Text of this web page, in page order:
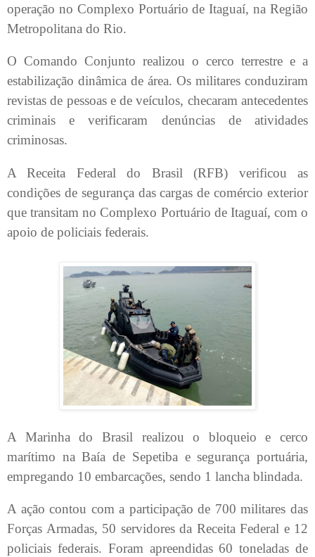
operação no Complexo Portuário de Itaguaí, na Região
Metropolitana do Rio.
O Comando Conjunto realizou o cerco terrestre e a
estabilização dinâmica de área. Os militares conduziram
revistas de pessoas e de veículos, checaram antecedentes
criminais e verificaram denúncias de atividades
criminosas.
A Receita Federal do Brasil (RFB) verificou as
condições de segurança das cargas de comércio exterior
que transitam no Complexo Portuário de Itaguaí, com o
apoio de policiais federais.
A Marinha do Brasil realizou o bloqueio e cerco
marítimo na Baía de Sepetiba e segurança portuária,
empregando 10 embarcações, sendo 1 lancha blindada.
A ação contou com a participação de 700 militares das
Forças Armadas, 50 servidores da Receita Federal e 12
policiais federais. Foram apreendidas 60 toneladas de